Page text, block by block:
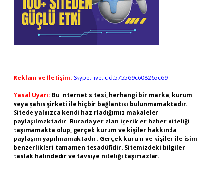
Reklam ve İletişim: Skype: live:.cid.575569c608265c69
Yasal Uyarı: Bu internet sitesi, herhangi bir marka, kurum
veya şahıs şirketi ile hiçbir bağlantısı bulunmamaktadır.
Sitede yalnızca kendi hazırladığımız makaleler
paylaşılmaktadır. Burada yer alan içerikler haber niteliği
taşımamakta olup, gerçek kurum ve kişiler hakkında
paylaşım yapılmamaktadır. Gerçek kurum ve kişiler ile isim
benzerlikleri tamamen tesadüfidir. Sitemizdeki bilgiler
taslak halindedir ve tavsiye niteliği taşımazlar.